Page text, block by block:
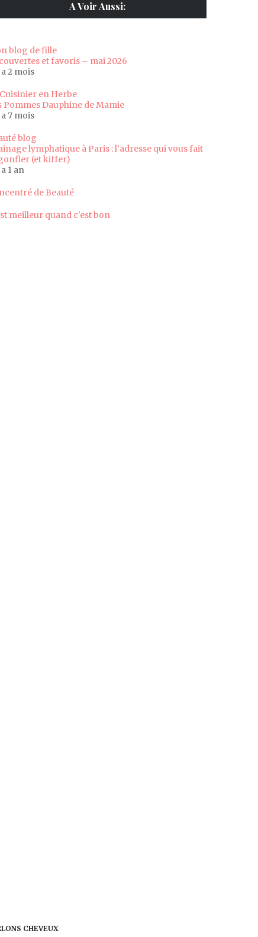
A Voir Aussi:
blog de fille
et favoris – mai 2026
2 mois
en Herbe
Pommes Dauphine de Mamie
7 mois
blog
lymphatique à Paris : l’adresse qui vous fait
(et kiffer)
1 an
de Beauté
meilleur quand c'est bon
CHEVEUX